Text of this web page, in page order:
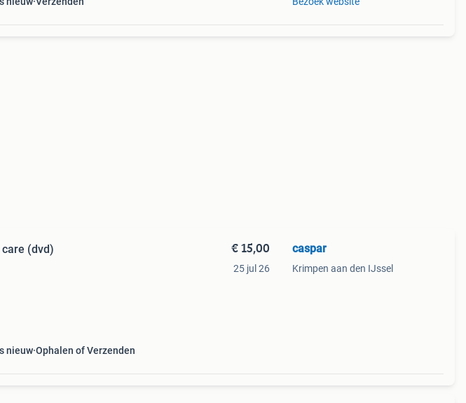
(dvd)
nieuw Ophalen of Verzenden
€ 15,00
25 jul 26
caspar
Krimpen aan den IJssel